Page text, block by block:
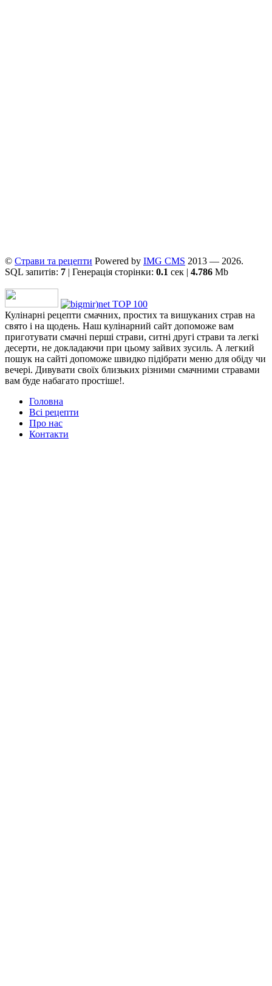
© Страви та рецепти Powered by ІMG CMS 2013 — 2026.
SQL запитів: 7 | Генерація сторінки: 0.1 сек | 4.786 Mb
Кулінарні рецепти смачних, простих та вишуканих страв на
свято і на щодень. Наш кулінарний сайт допоможе вам
приготувати смачні перші страви, ситні другі страви та легкі
десерти, не докладаючи при цьому зайвих зусиль. А легкий
пошук на сайті допоможе швидко підібрати меню для обіду чи
вечері. Дивувати своїх близьких різними смачними стравами
вам буде набагато простіше!.
Головна
Всі рецепти
Про нас
Контакти